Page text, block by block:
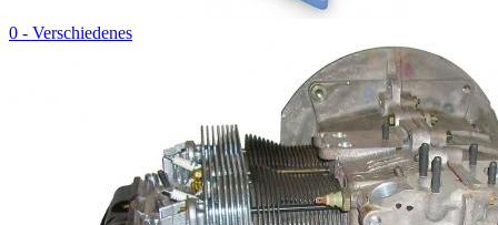
0 - Verschiedenes